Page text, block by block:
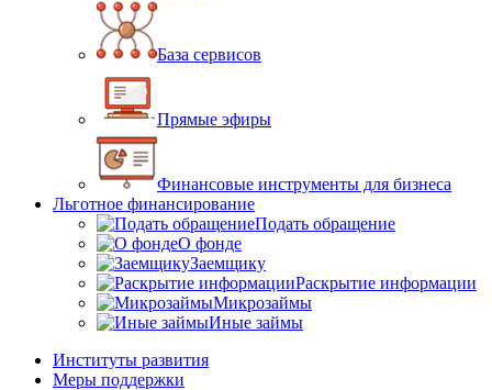
База сервисов
Прямые эфиры
Финансовые инструменты для бизнеса
Льготное финансирование
Подать обращение
О фонде
Заемщику
Раскрытие информации
Микрозаймы
Иные займы
Институты развития
Меры поддержки